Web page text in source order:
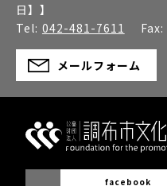
日】 】
Tel: 042-481-7611 Fax:
メールフォーム
facebook